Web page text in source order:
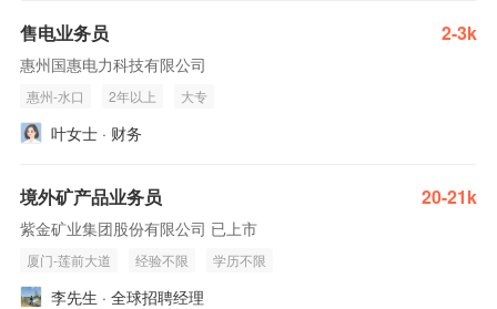
售电业务员 2-3k
惠州国惠电力科技有限公司
惠州-水口 2年以上 大专
叶女士 · 财务
境外矿产品业务员 20-21k
紫金矿业集团股份有限公司 已上市
厦门-莲前大道 经验不限 学历不限
李先生 · 全球招聘经理